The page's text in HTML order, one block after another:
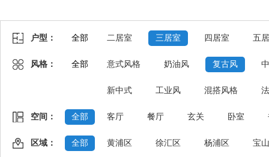
户型： 全部 二居室 三居室 四居室 五
风格： 全部 意式风格 奶油风 复古风
新中式 工业风 混搭风格
空间： 全部 客厅 餐厅 玄关 卧室
区域： 全部 黄浦区 徐汇区 杨浦区 宝